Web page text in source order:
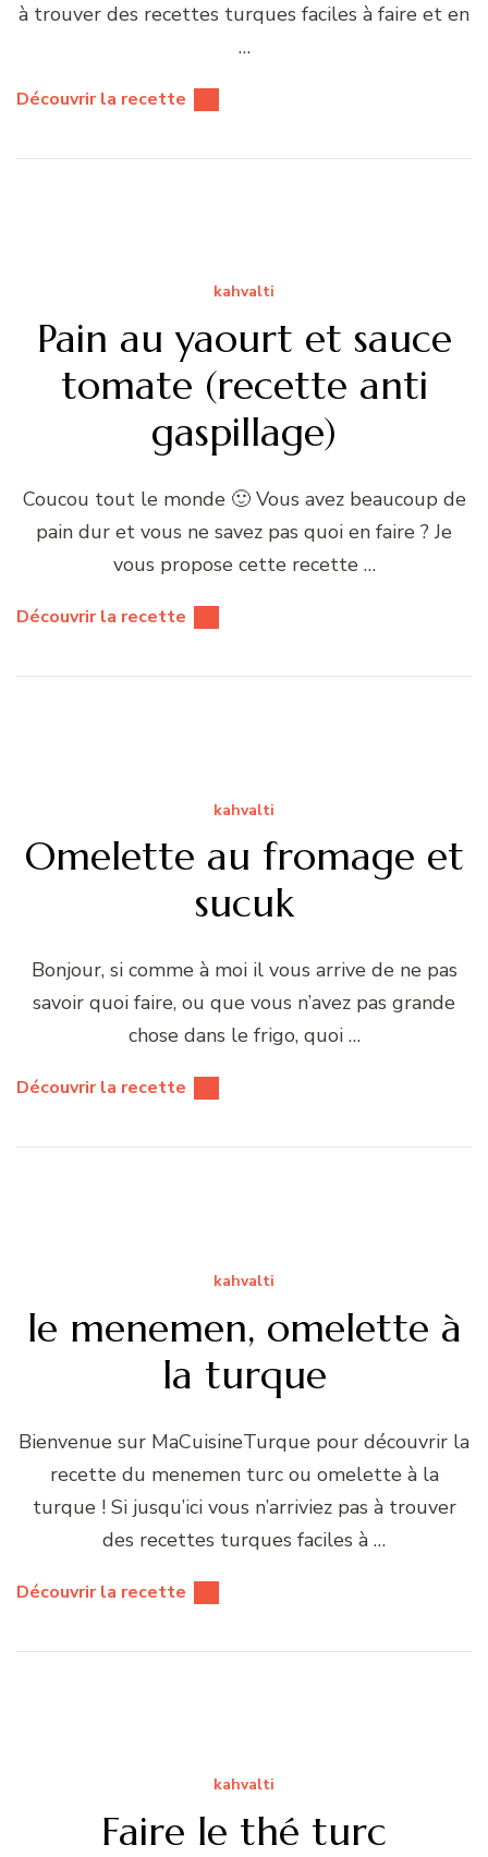
à trouver des recettes turques faciles à faire et en
…
Découvrir la recette
kahvalti
Pain au yaourt et sauce
tomate (recette anti
gaspillage)
Coucou tout le monde 🙂 Vous avez beaucoup de
pain dur et vous ne savez pas quoi en faire ? Je
vous propose cette recette …
Découvrir la recette
kahvalti
Omelette au fromage et
sucuk
Bonjour, si comme à moi il vous arrive de ne pas
savoir quoi faire, ou que vous n’avez pas grande
chose dans le frigo, quoi …
Découvrir la recette
kahvalti
le menemen, omelette à
la turque
Bienvenue sur MaCuisineTurque pour découvrir la
recette du menemen turc ou omelette à la
turque ! Si jusqu’ici vous n’arriviez pas à trouver
des recettes turques faciles à …
Découvrir la recette
kahvalti
Faire le thé turc